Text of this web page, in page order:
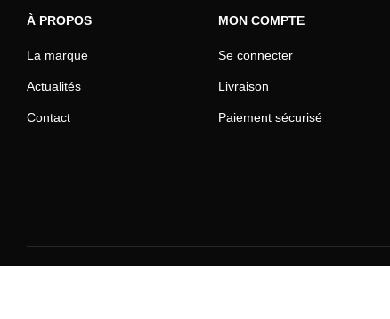
À PROPOS
La marque
Actualités
Contact
MON COMPTE
Se connecter
Livraison
Paiement sécurisé